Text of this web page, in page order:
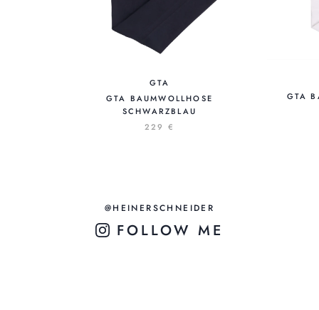
GTA
GTA BAUMWOLLHOSE
SCHWARZBLAU
229 €
GTA
@HEINERSCHNEIDER
FOLLOW ME